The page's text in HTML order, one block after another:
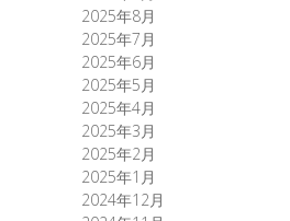
2025年8月
2025年7月
2025年6月
2025年5月
2025年4月
2025年3月
2025年2月
2025年1月
2024年12月